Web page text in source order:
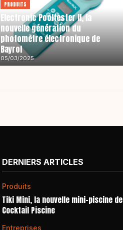
PRODUITS
Electronic Pooltester II, la
nouvelle génération du
photomètre électronique de
Bayrol
05/03/2025
DERNIERS ARTICLES
Produits
Tiki Mini, la nouvelle mini-piscine de
Cocktail Piscine
Entreprises